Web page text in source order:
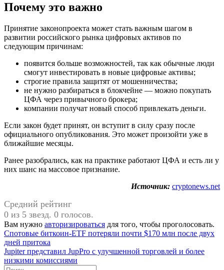
Почему это важно
Принятие законопроекта может стать важным шагом в
развитии российского рынка цифровых активов по
следующим причинам:
появится больше возможностей, так как обычные люди
смогут инвестировать в новые цифровые активы;
строгие правила защитят от мошенничества;
не нужно разбираться в блокчейне — можно покупать
ЦФА через привычного брокера;
компании получат новый способ привлекать деньги.
Если закон будет принят, он вступит в силу сразу после
официального опубликования. Это может произойти уже в
ближайшие месяцы.
Ранее разобрались, как на практике работают ЦФА и есть ли у
них шанс на массовое признание.
Источник: cryptonews.net
Средний рейтинг
0 из 5 звезд. 0 голосов.
Вам нужно авторизироваться для того, чтобы проголосовать.
Навигация
по
записям
Предыдущая
запись:
Спотовые биткоин-ETF потеряли почти $170 млн после двух
дней притока
Следующая
запись:
Jupiter представил JupPro с улучшенной торговлей и более
низкими комиссиями